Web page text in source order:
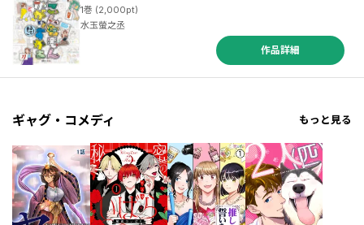
1巻 (2,000pt)
水玉螢之丞
作品詳細
ギャグ・コメディ もっと見る